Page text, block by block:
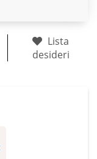
Lista
desideri